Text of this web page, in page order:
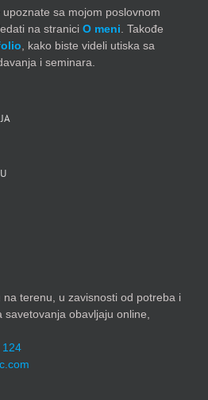
sa mojom poslovnom
na stranici O meni. Takođe
, kako biste videli utiska sa
i seminara.
terenu, u zavisnosti od potreba i
savetovanja obavljaju online,
124